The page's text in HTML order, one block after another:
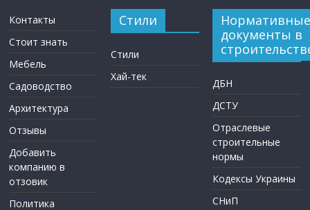
Контакты
Стоит знать
Мебель
Садоводство
Архитектура
Отзывы
Добавить
компанию в
отзовик
Политика
Стили
Стили
Хай-тек
Нормативные
документы в
ДБН
ДСТУ
Отраслевые
строительные
нормы
Кодексы Украины
СНиП